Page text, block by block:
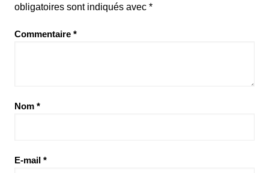
obligatoires sont indiqués avec *
Commentaire *
Nom *
E-mail *